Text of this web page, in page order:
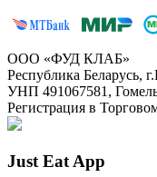
ООО «ФУД КЛАБ»
Республика Беларусь,
УНП 491067581,
Регистрация в
Just Eat App